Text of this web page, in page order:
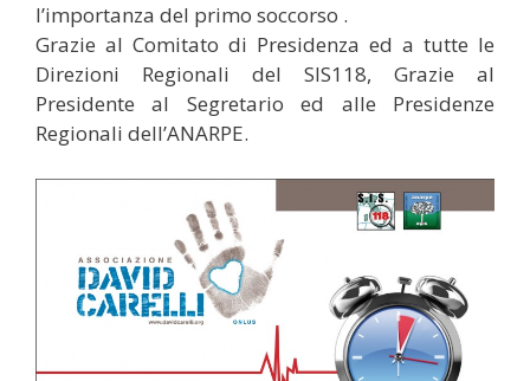
l’importanza del primo soccorso .
Grazie al Comitato di Presidenza ed a tutte le
Direzioni Regionali del SIS118, Grazie al
Presidente al Segretario ed alle Presidenze
Regionali dell’ANARPE.